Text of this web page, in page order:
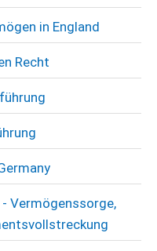
in England
Recht
Vermögenssorge,